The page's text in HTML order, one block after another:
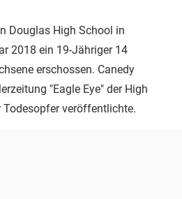
Douglas High School in
2018 ein 19-Jähriger 14
erschossen. Canedy
"Eagle Eye" der High
veröffentlichte.